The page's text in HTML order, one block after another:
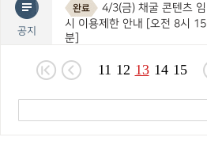
공지
완료
4/3(금) 채굴 콘텐츠 임
시 이용제한 안내 [오전 8시 15
분]
11 12 13 14 15